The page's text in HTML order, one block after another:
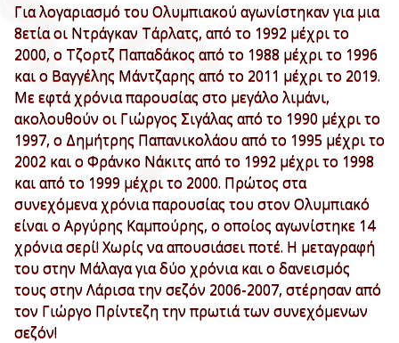
Για λογαριασμό του Ολυμπιακού αγωνίστηκαν για μια
8ετία οι Ντράγκαν Τάρλατς, από το 1992 μέχρι το
2000, ο Τζορτζ Παπαδάκος από το 1988 μέχρι το 1996
και ο Βαγγέλης Μάντζαρης από το 2011 μέχρι το 2019.
Με εφτά χρόνια παρουσίας στο μεγάλο λιμάνι,
ακολουθούν οι Γιώργος Σιγάλας από το 1990 μέχρι το
1997, ο Δημήτρης Παπανικολάου από το 1995 μέχρι το
2002 και ο Φράνκο Νάκιτς από το 1992 μέχρι το 1998
και από το 1999 μέχρι το 2000. Πρώτος στα
συνεχόμενα χρόνια παρουσίας του στον Ολυμπιακό
είναι ο Αργύρης Καμπούρης, ο οποίος αγωνίστηκε 14
χρόνια σερί! Χωρίς να απουσιάσει ποτέ. Η μεταγραφή
του στην Μάλαγα για δύο χρόνια και ο δανεισμός
τους στην Λάρισα την σεζόν 2006-2007, στέρησαν από
τον Γιώργο Πρίντεζη την πρωτιά των συνεχόμενων
σεζόν!